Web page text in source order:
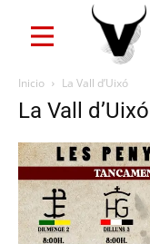
Inicio La Vall d’Uixó
La Vall d’Uixó